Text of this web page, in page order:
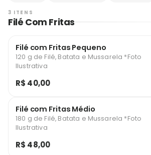
3 ITENS
Filé Com Fritas
Filé com Fritas Pequeno
120 g de Filé, Batata e Mussarela *Foto
Ilustrativa
R$ 40,00
Filé com Fritas Médio
180 g de Filé, Batata e Mussarela *Foto
Ilustrativa
R$ 48,00